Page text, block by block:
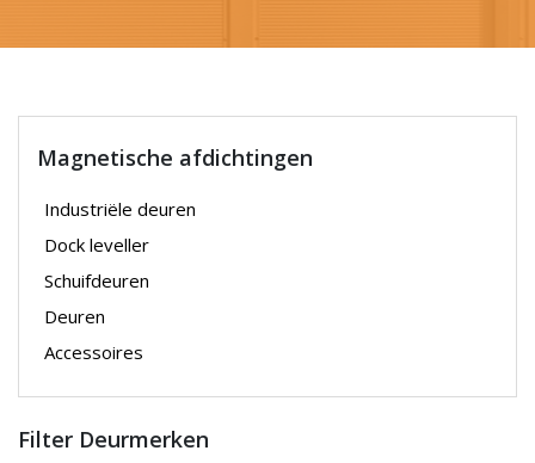
Magnetische afdichtingen
Industriële deuren
Dock leveller
Schuifdeuren
Deuren
Accessoires
Filter Deurmerken